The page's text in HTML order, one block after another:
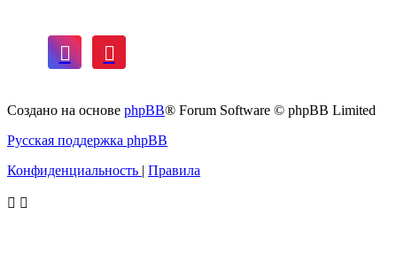
Создано на основе phpBB® Forum Software © phpBB Limited
Русская поддержка phpBB
Конфиденциальность | Правила